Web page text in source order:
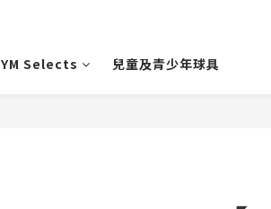
YM Selects 兒童及青少年球具